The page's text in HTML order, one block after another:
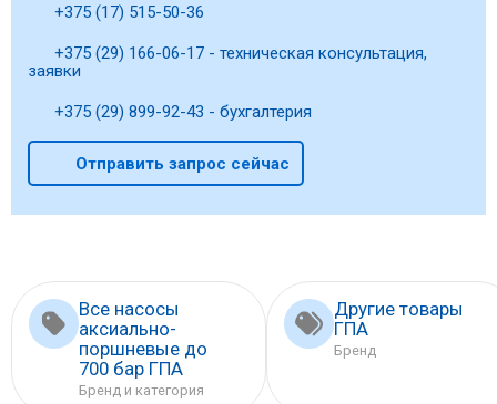
+375 (17) 515-50-36
+375 (29) 166-06-17 - техническая консультация,
заявки
+375 (29) 899-92-43 - бухгалтерия
Отправить запрос сейчас
Все насосы
аксиально-
поршневые до
700 бар ГПА
Бренд и категория
Другие товары
ГПА
Бренд